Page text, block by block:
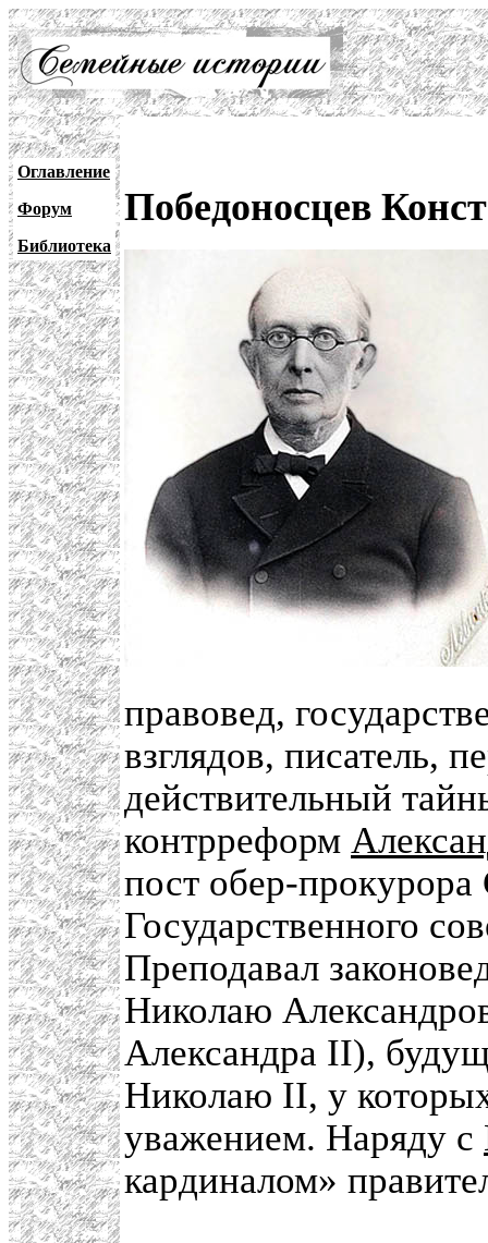
Оглавление
Форум
Библиотека
Победоносцев
правовед,
взглядов, писатель,
действительный
контрреформ
пост обер-
Государственного
Преподавал
Николаю
Александра II),
Николаю II, у
уважением. Наряду с
кардиналом»